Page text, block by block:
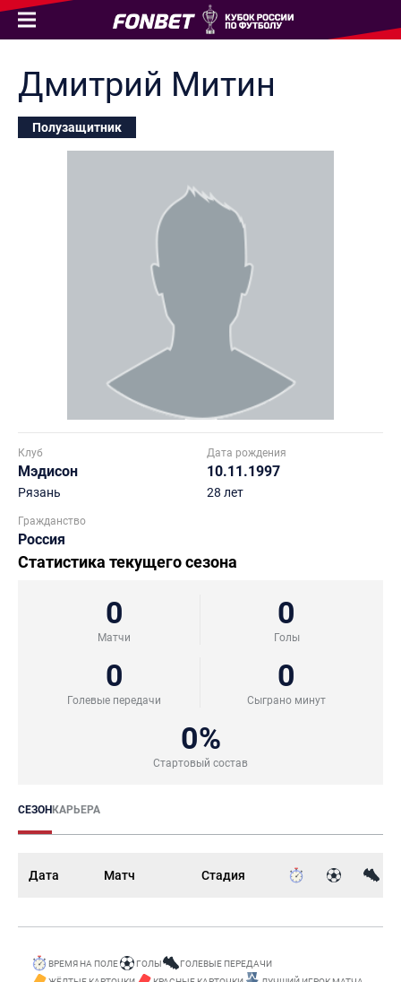
Дмитрий Митин
Полузащитник
Клуб
Мэдисон
Рязань
Дата рождения
10.11.1997
28 лет
Гражданство
Россия
Статистика текущего сезона
0
Матчи
0
Голы
0
Голевые передачи
0
Сыграно минут
0%
Стартовый состав
СЕЗОНКАРЬЕРА
Дата Матч Стадия
ВРЕМЯ НА ПОЛЕ ГОЛЫ
ГОЛЕВЫЕ ПЕРЕДАЧИ